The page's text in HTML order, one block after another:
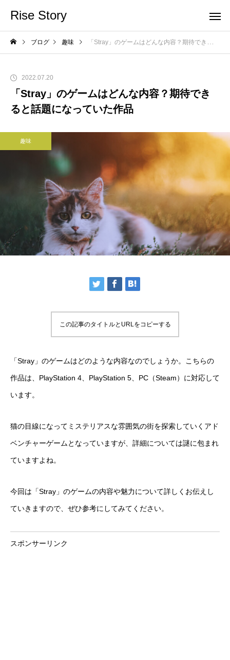
Rise Story
ブログ 趣味 「Stray」のゲームはどんな内容？期待できると話題になっていた作品
2022.07.20
「Stray」のゲームはどんな内容？期待でき
ると話題になっていた作品
趣味
この記事のタイトルとURLをコピーする
「Stray」のゲームはどのような内容なのでしょうか。こちらの
作品は、PlayStation 4、PlayStation 5、PC（Steam）に対応して
います。
猫の目線になってミステリアスな雰囲気の街を探索していくアド
ベンチャーゲームとなっていますが、詳細については謎に包まれ
ていますよね。
今回は「Stray」のゲームの内容や魅力について詳しくお伝えし
ていきますので、ぜひ参考にしてみてください。
スポンサーリンク